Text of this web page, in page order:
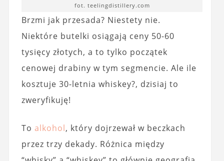
fot. teelingdistillery.com
Brzmi jak przesada? Niestety nie.
Niektóre butelki osiągają ceny 50-60
tysięcy złotych, a to tylko początek
cenowej drabiny w tym segmencie. Ale ile
kosztuje 30-letnia whiskey?, dzisiaj to
zweryfikuję!
To alkohol, który dojrzewał w beczkach
przez trzy dekady. Różnica między